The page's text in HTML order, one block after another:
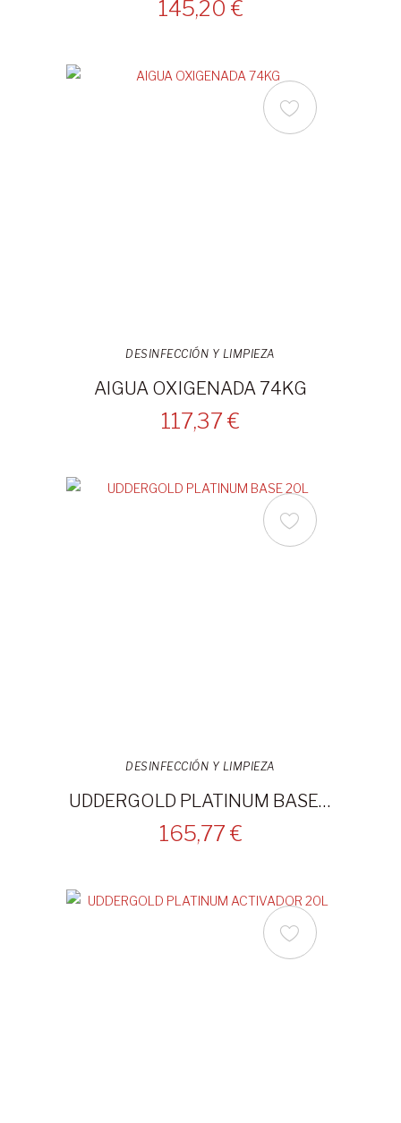
145,20 €
DESINFECCIÓN Y LIMPIEZA
AIGUA OXIGENADA 74KG
117,37 €
DESINFECCIÓN Y LIMPIEZA
UDDERGOLD PLATINUM BASE 20L
165,77 €